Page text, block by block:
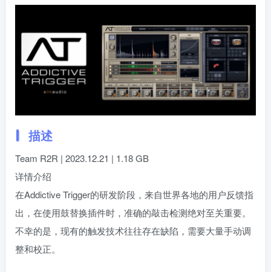
描述
Team R2R | 2023.12.21 | 1.18 GB
详情介绍
在Addictive Trigger的研发阶段，来自世界各地的用户反馈指
出，在使用鼓替换插件时，准确的敲击检测绝对至关重要。
不幸的是，现有的触发技术往往存在缺陷，需要大量手动调
整和校正。